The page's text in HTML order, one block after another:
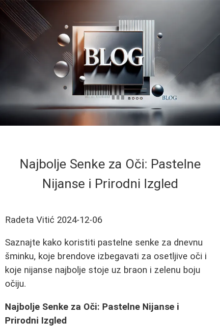
Najbolje Senke za Oči: Pastelne
Nijanse i Prirodni Izgled
Radeta Vitić 2024-12-06
Saznajte kako koristiti pastelne senke za dnevnu
šminku, koje brendove izbegavati za osetljive oči i
koje nijanse najbolje stoje uz braon i zelenu boju
očiju.
Najbolje Senke za Oči: Pastelne Nijanse i
Prirodni Izgled